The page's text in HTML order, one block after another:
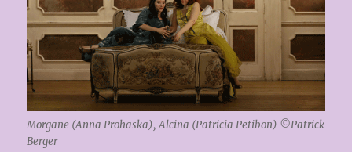
Morgane (Anna Prohaska), Alcina (Patricia Petibon) ©Patrick
Berger